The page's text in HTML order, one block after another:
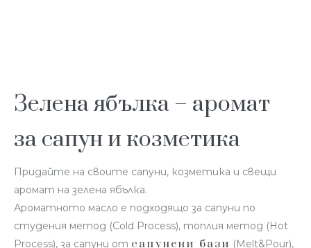
Зелена ябълка – аромат
за сапун и козметика
Придайте на своите сапуни, козметика и свещи
аромат на зелена ябълка.
Ароматното масло е подходящо за сапуни по
студения метод (Cold Process), топлия метод (Hot
Process), за сапуни от сапунени бази (Melt&Pour),